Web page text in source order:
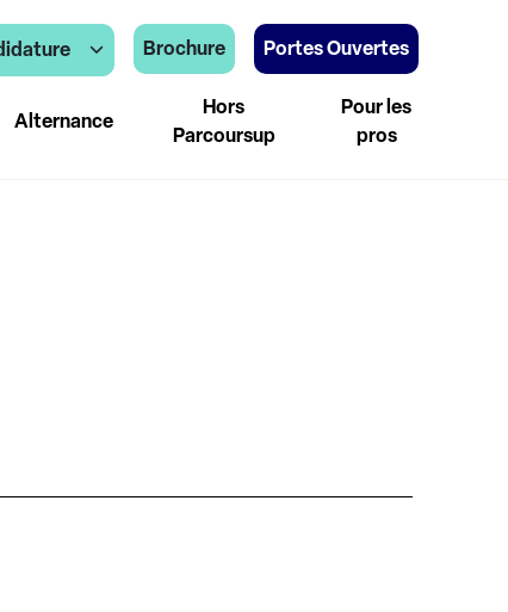
Brochure Portes Ouvertes
Alternance
Hors
Parcoursup
Pour les
pros